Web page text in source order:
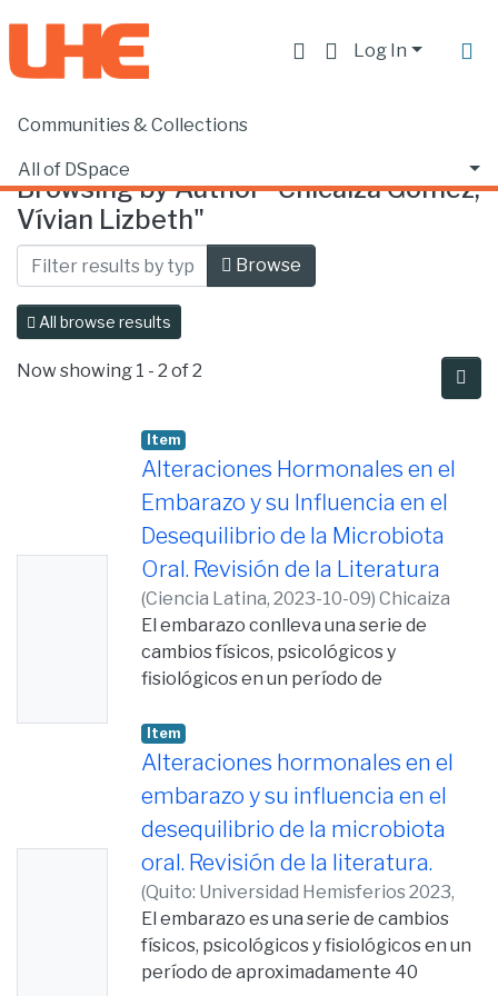
Log In
Communities & Collections
All of DSpace
Home Browse by Author
Browsing by Author "Chicaiza Gómez,
Vívian Lizbeth"
Browse
All browse results
Now showing 1 - 2 of 2
Item
Alteraciones Hormonales en el
Embarazo y su Influencia en el
Desequilibrio de la Microbiota
Oral. Revisión de la Literatura
(Ciencia Latina, 2023-10-09) Chicaiza
Gómez, Vívian Lizbeth;Collantes-
Acuña, Jenny Edtih;Vallejo-Izquierdo,
Luis Alberto
El embarazo conlleva una serie de
cambios físicos, psicológicos y
fisiológicos en un período de
existe mayores requerimientos para el
correcto desarrollo del nuevo ser, uno
de ellos es el cambio en la
concentración hormonal en la madre
que pueden afectar a la microbiota oral,
causando así problemas en la salud oral.
Se ha observado un mayor crecimiento
de bacterias patógenos periodontales
durante esta etapa que junto con la
mala higiene oral, falta de
Item
Alteraciones hormonales en el
embarazo y su influencia en el
desequilibrio de la microbiota
oral. Revisión de la literatura.
(Quito: Universidad Hemisferios 2023,
2023-12-07) Chicaiza Gómez, Vívian
Lizbeth
El embarazo es una serie de cambios
físicos, psicológicos y fisiológicos en un
período de aproximadamente 40